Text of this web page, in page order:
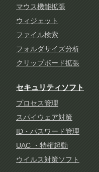
マウス機能拡張
ウィジェット
ファイル検索
フォルダサイズ分析
クリップボード拡張
セキュリティソフト
プロセス管理
スパイウェア対策
ID・パスワード管理
UAC ・特権起動
ウイルス対策ソフト